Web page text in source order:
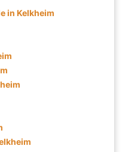
in Kelkheim